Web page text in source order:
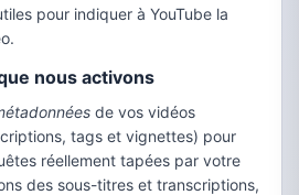
pour indiquer à YouTube la
nous activons
de vos vidéos
tags et vignettes) pour
réellement tapées par votre
des sous-titres et transcriptions,